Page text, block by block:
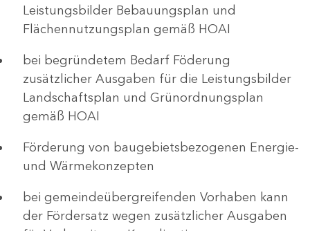
Leistungsbilder Bebauungsplan und
Flächennutzungsplan gemäß HOAI
bei begründetem Bedarf Föderung
zusätzlicher Ausgaben für die Leistungsbilder
Landschaftsplan und Grünordnungsplan
gemäß HOAI
Förderung von baugebietsbezogenen Energie-
und Wärmekonzepten
bei gemeindeübergreifenden Vorhaben kann
der Fördersatz wegen zusätzlicher Ausgaben